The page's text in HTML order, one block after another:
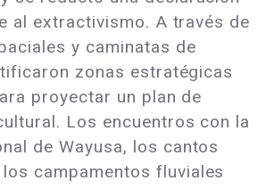
al extractivismo. A través de
y caminatas de
zonas estratégicas
proyectar un plan de
Los encuentros con la
de Wayusa, los cantos
campamentos fluviales